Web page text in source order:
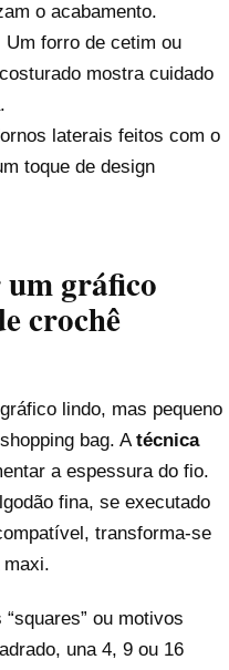
o acabamento.
Um forro de cetim ou
mostra cuidado
laterais feitos com o
toque de design
gráfico
crochê
lindo, mas pequeno
bag. Atécnica
a espessura do fio.
fina, se executado
transforma-se
maxi.
ou motivos
una 4, 9 ou 16